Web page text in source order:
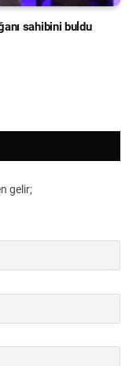
sahibini buldu
gelir;